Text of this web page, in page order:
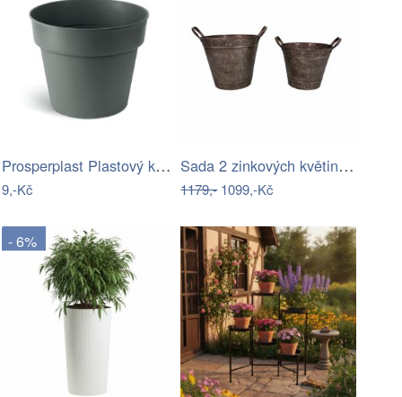
Prosperplast Plastový květináč PLANTIS…
9,-Kč
Sada 2 zinkových květináčů Antic Line…
1179,-1099,-Kč
- 6%